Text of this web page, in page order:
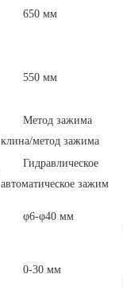
650 мм
550 мм
Метод зажима
клина/метод зажима
Гидравлическое
автоматическое зажим
φ6-φ40 мм
0-30 мм